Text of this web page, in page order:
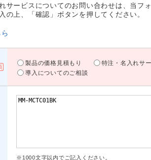
サービスについてのお問い合わせは、当フ
の上、「確認」ボタンを押してください。
製品の価格見積もり
特注・名入れサ
導入についてのご相談
※1000文字以内でご記入ください。